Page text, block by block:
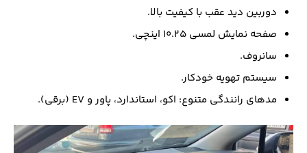
دوربین دید عقب با کیفیت بالا.
صفحه نمایش لمسی ۱۰.۲۵ اینچی.
سانروف.
سیستم تهویه خودکار.
مدهای رانندگی متنوع: اکو، استاندارد، پاور و EV (برقی).